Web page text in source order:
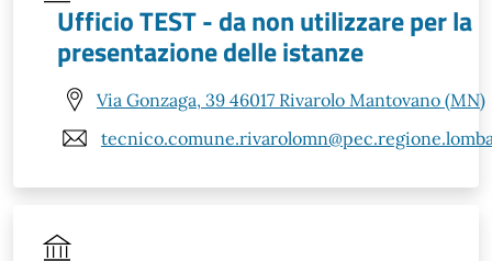
Ufficio TEST - da non utilizzare per la
presentazione delle istanze
Via Gonzaga, 39 46017 Rivarolo Mantovano (MN)